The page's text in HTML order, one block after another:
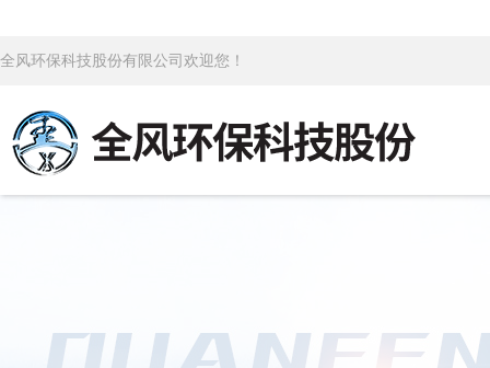
全风环保科技股份有限公司欢迎您！